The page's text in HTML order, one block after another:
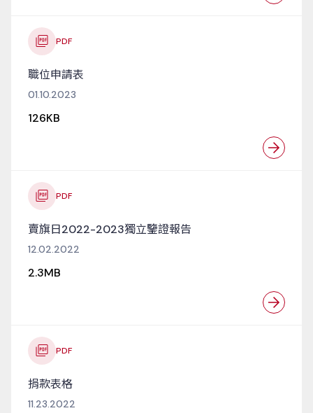
PDF
職位申請表
01.10.2023
126KB
PDF
賣旗日2022-2023獨立鑒證報告
12.02.2022
2.3MB
PDF
捐款表格
11.23.2022